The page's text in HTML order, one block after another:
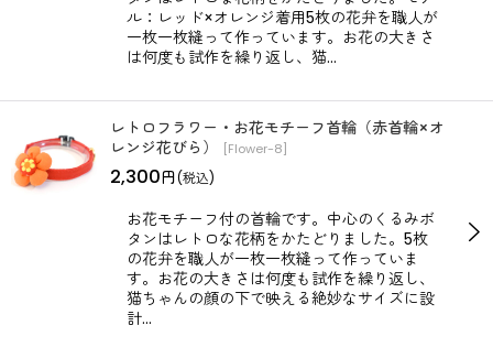
ル：レッド×オレンジ着用5枚の花弁を職人が
一枚一枚縫って作っています。お花の大きさ
は何度も試作を繰り返し、猫…
レトロフラワー・お花モチーフ首輪（赤首輪×オ
レンジ花びら）
[Flower-8]
2,300円(税込)
お花モチーフ付の首輪です。中心のくるみボ
タンはレトロな花柄をかたどりました。5枚
の花弁を職人が一枚一枚縫って作っていま
す。お花の大きさは何度も試作を繰り返し、
猫ちゃんの顔の下で映える絶妙なサイズに設
計…